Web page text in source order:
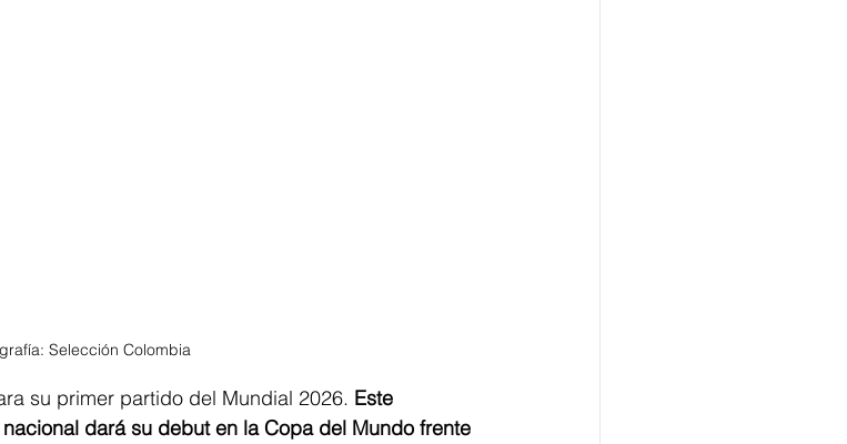
Selección Colombia
su primer partido del Mundial 2026. Este
dará su debut en la Copa del Mundo frente